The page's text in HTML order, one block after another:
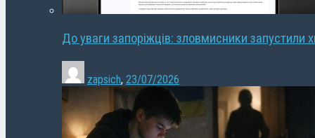
До уваги запоріжців: зловмисники запустили
zapsich, 23/07/2026